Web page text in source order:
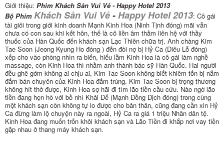
Giới thiệu: Phim Khách Sản Vui Vẻ - Happy Hotel 2013
Bộ Phim Khách Sản Vui Vẻ-Happy Hotel 2013: Cô gái
tài giỏi trong giới kinh doanh Mạnh Kinh Hoa (Ninh Tịnh đóng) mãi vẫn
chưa có con sau khi kết hôn, thế là cô liền âm thầm liên hệ với thầy
thuốc của Hàn Quốc đến khách sạn Lạc Thiên chữa trị. Anh chàng Kim
Tae Soon (Jeong Kyung Ho đóng ) đến đòi nợ bị Hỷ Ca (Diêu Lỗ đóng)
xếp cho vào phòng nhìn ra biển, hiểu lầm Kinh Hoa là cô gái làm nghề
massage, còn Kinh Hoa thì nhầm anh thành bác sỹ Hàn Quốc. Hai người
đều ghê gớm không ai chịu ai, Kim Tae Soon không biết khiêm tốn bị nắm
đấm bán chuyên của Kinh Hoa đấm trúng. Kim Tae Soon bị trọng thương
không hít thở được, Kinh Hoa sợ hãi đi tìm lão tiền cầu cứu. Nào ngờ lão
tiền đang hẹn hò với bồ nhí Khải Đế (Mạnh Đồng Địch đóng) trong cùng
một khách sạn còn không tự lo được cho bản thân, cũng đang cần xin Hỷ
Ca đừng làm lộ chuyện này ra ngoài, Hỷ Ca ra giá 1 triệu Nhân dân tệ.
Kinh Hoa đang muốn trốn khỏi khách sạn và Lão Tiền đi khắp nơi vay tiền
gặp nhau ở thang máy khách sạn.